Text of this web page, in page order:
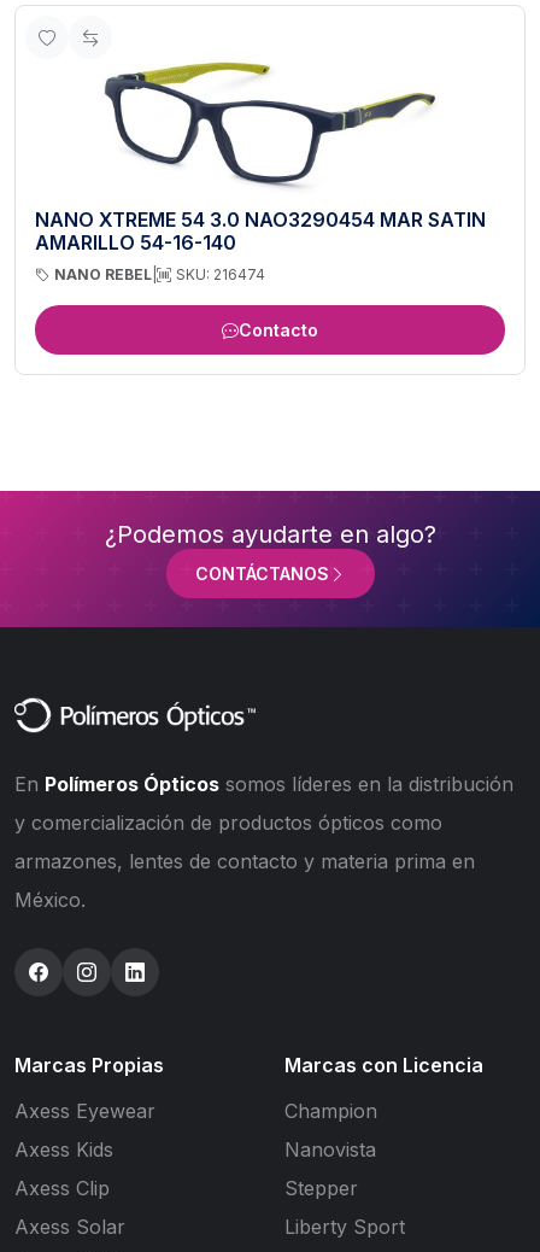
NANO XTREME 54 3.0 NAO3290454 MAR SATIN
AMARILLO 54-16-140
NANO REBEL SKU: 216474
Contacto
¿Podemos ayudarte en algo?
CONTÁCTANOS
En Polímeros Ópticos somos líderes en la distribución
y comercialización de productos ópticos como
armazones, lentes de contacto y materia prima en
México.
Marcas Propias
Axess Eyewear
Axess Kids
Axess Clip
Axess Solar
Marcas con Licencia
Champion
Nanovista
Stepper
Liberty Sport